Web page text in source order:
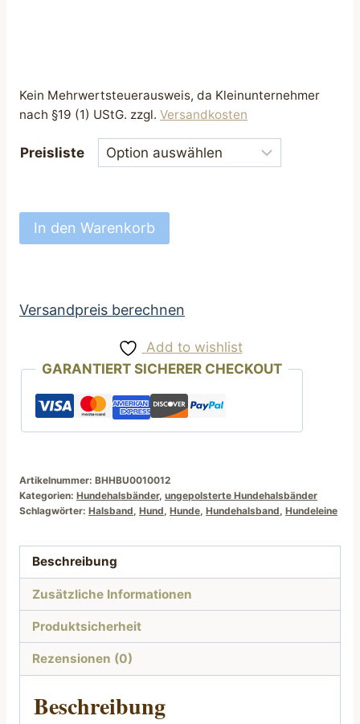
Kein Mehrwertsteuerausweis, da Kleinunternehmer
nach §19 (1) UStG. zzgl. Versandkosten
Preisliste
Hundehalsband
bezaubernd
Hunde
45
cm
grün
In den Warenkorb
Versandpreis berechnen
Add to wishlist
GARANTIERT SICHERER CHECKOUT
Artikelnummer: BHHBU0010012
Kategorien: Hundehalsbänder, ungepolsterte Hundehalsbänder
Schlagwörter: Halsband, Hund, Hunde, Hundehalsband, Hundeleine
Beschreibung
Zusätzliche Informationen
Produktsicherheit
Rezensionen (0)
Beschreibung